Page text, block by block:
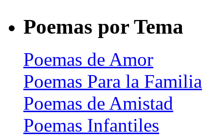
Poemas por Tema
Poemas de Amor
Poemas Para la Familia
Poemas de Amistad
Poemas Infantiles